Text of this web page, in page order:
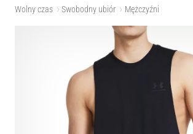
Wolny czas Swobodny ubiór Mężczyźni